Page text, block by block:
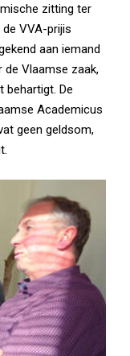
zitting ter
VVA-prijis
aan iemand
de Vlaamse zaak,
behartigt. De
Academicus
geen geldsom,